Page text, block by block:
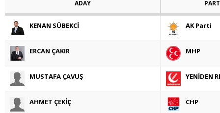
ADAY
KENAN SÜBEKCİ AK Parti
ERCAN ÇAKIR MHP
MUSTAFA ÇAVUŞ YENİDEN
AHMET ÇEKİÇ CHP